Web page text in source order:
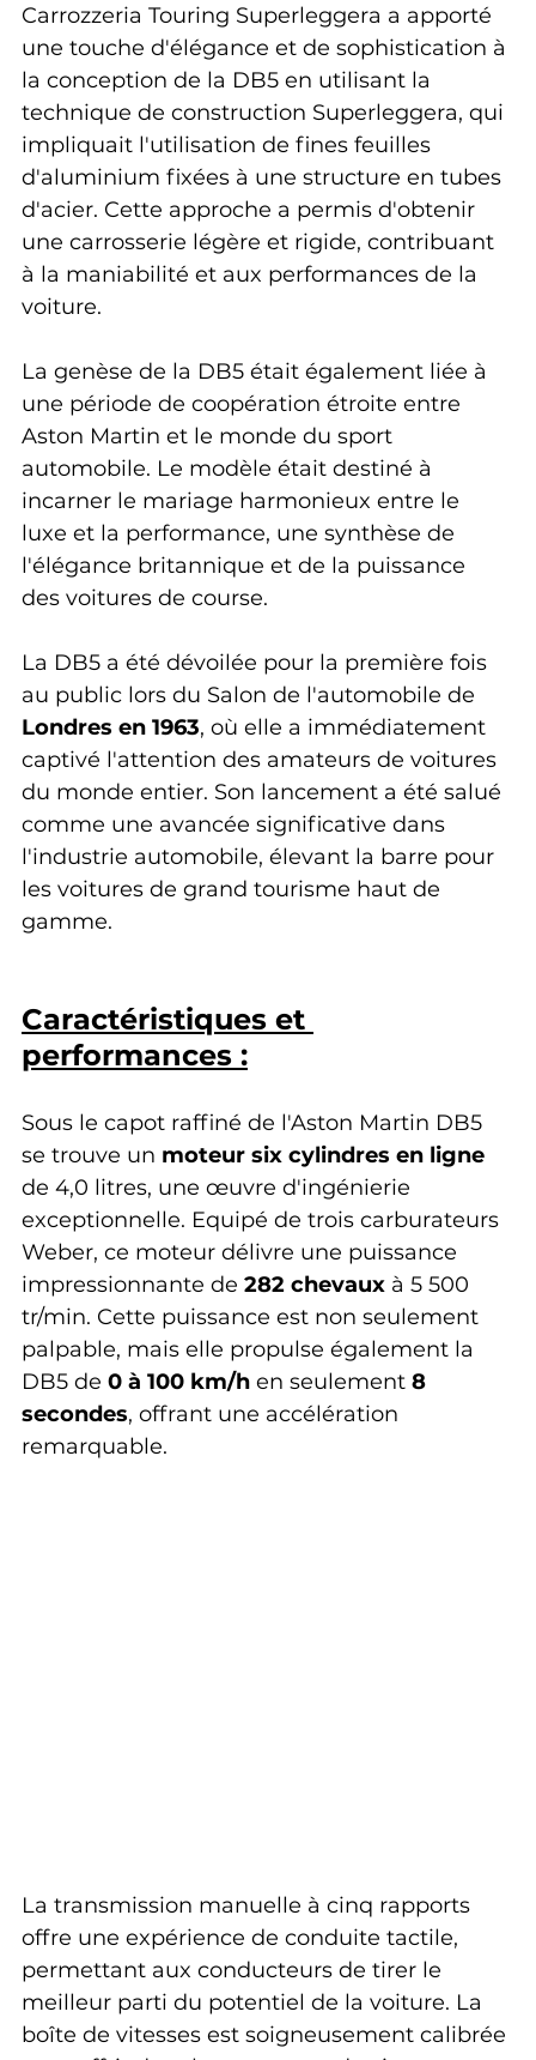
Carrozzeria Touring Superleggera a apporté
une touche d'élégance et de sophistication à
la conception de la DB5 en utilisant la
technique de construction Superleggera, qui
impliquait l'utilisation de fines feuilles
d'aluminium fixées à une structure en tubes
d'acier. Cette approche a permis d'obtenir
une carrosserie légère et rigide, contribuant
à la maniabilité et aux performances de la
voiture.
La genèse de la DB5 était également liée à
une période de coopération étroite entre
Aston Martin et le monde du sport
automobile. Le modèle était destiné à
incarner le mariage harmonieux entre le
luxe et la performance, une synthèse de
l'élégance britannique et de la puissance
des voitures de course.
La DB5 a été dévoilée pour la première fois
au public lors du Salon de l'automobile de
Londres en 1963, où elle a immédiatement
captivé l'attention des amateurs de voitures
du monde entier. Son lancement a été salué
comme une avancée significative dans
l'industrie automobile, élevant la barre pour
les voitures de grand tourisme haut de
gamme.
Caractéristiques et
performances :
Sous le capot raffiné de l'Aston Martin DB5
se trouve un moteur six cylindres en ligne
de 4,0 litres, une œuvre d'ingénierie
exceptionnelle. Equipé de trois carburateurs
Weber, ce moteur délivre une puissance
impressionnante de 282 chevaux à 5 500
tr/min. Cette puissance est non seulement
palpable, mais elle propulse également la
DB5 de 0 à 100 km/h en seulement 8
secondes, offrant une accélération
remarquable.
La transmission manuelle à cinq rapports
offre une expérience de conduite tactile,
permettant aux conducteurs de tirer le
meilleur parti du potentiel de la voiture. La
boîte de vitesses est soigneusement calibrée